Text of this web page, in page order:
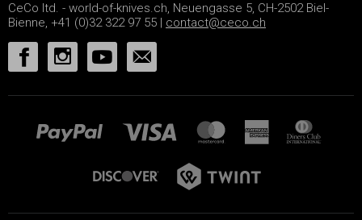
CeCo ltd. - world-of-knives.ch, Neuengasse 5, CH-2502 Biel-
Bienne, +41 (0)32 322 97 55 | contact@ceco.ch